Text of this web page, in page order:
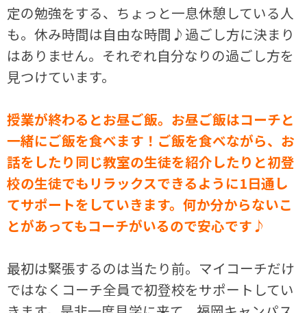
定の勉強をする、ちょっと一息休憩している人
も。休み時間は自由な時間♪過ごし方に決まり
はありません。それぞれ自分なりの過ごし方を
見つけています。
授業が終わるとお昼ご飯。お昼ご飯はコーチと
一緒にご飯を食べます！ご飯を食べながら、お
話をしたり同じ教室の生徒を紹介したりと初登
校の生徒でもリラックスできるように1日通し
てサポートをしていきます。何か分からないこ
とがあってもコーチがいるので安心です♪
最初は緊張するのは当たり前。マイコーチだけ
ではなくコーチ全員で初登校をサポートしてい